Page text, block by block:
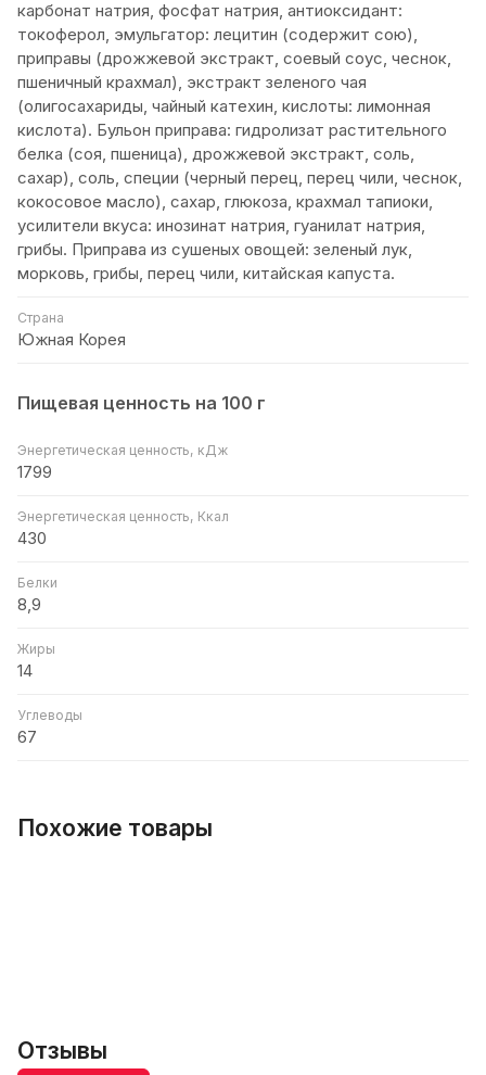
карбонат натрия, фосфат натрия, антиоксидант:
токоферол, эмульгатор: лецитин (содержит сою),
приправы (дрожжевой экстракт, соевый соус, чеснок,
пшеничный крахмал), экстракт зеленого чая
(олигосахариды, чайный катехин, кислоты: лимонная
кислота). Бульон приправа: гидролизат растительного
белка (соя, пшеница), дрожжевой экстракт, соль,
сахар), соль, специи (черный перец, перец чили, чеснок,
кокосовое масло), сахар, глюкоза, крахмал тапиоки,
усилители вкуса: инозинат натрия, гуанилат натрия,
грибы. Приправа из сушеных овощей: зеленый лук,
морковь, грибы, перец чили, китайская капуста.
Страна
Южная Корея
Пищевая ценность на 100 г
Энергетическая ценность, кДж
1799
Энергетическая ценность, Ккал
430
Белки
8,9
Жиры
14
Углеводы
67
Похожие товары
Отзывы